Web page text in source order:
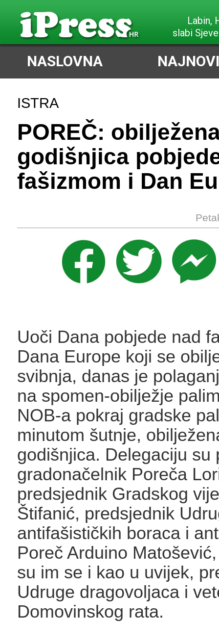
Labin,
slabi
NASLOVNA
ISTRA
POREČ:
godišnjica
fašizmom i Dan
Uoči Dana pobjede nad
Dana Europe koji se
svibnja, danas je
na spomen-obilježje
NOB-a pokraj gradske
minutom šutnje,
godišnjica. Delegaciju su
gradonačelnik Poreča
predsjednik Gradskog
Štifanić, predsjednik
antifašističkih boraca i
Poreč Arduino
su im se i kao u uvijek,
Udruge dragovoljaca i
Domovinskog rata.